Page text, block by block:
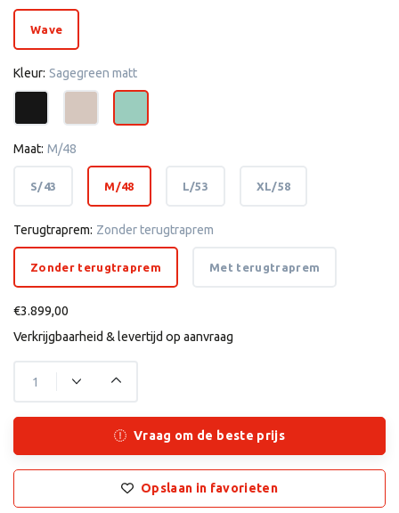
Wave
Kleur: Sagegreen matt
Maat: M/48
S/43 M/48 L/53 XL/58
Terugtraprem: Zonder terugtraprem
Zonder terugtraprem Met terugtraprem
€3.899,00
Verkrijgbaarheid & levertijd op aanvraag
Vraag om de beste prijs
Opslaan in favorieten